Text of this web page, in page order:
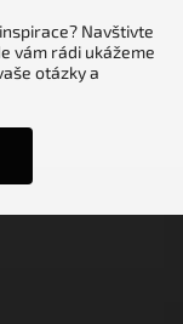
Navštivte
vám rádi ukážeme
otázky a